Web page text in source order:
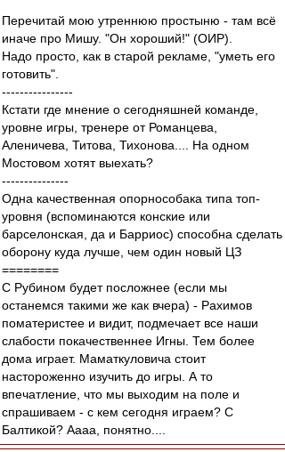
Перечитай мою утреннюю простыню - там всё
иначе про Мишу. "Он хороший!" (ОИР).
Надо просто, как в старой рекламе, "уметь его
готовить".
----------------
Кстати где мнение о сегодняшней команде,
уровне игры, тренере от Романцева,
Аленичева, Титова, Тихонова.... На одном
Мостовом хотят выехать?
---------------
Одна качественная опорнособака типа топ-
уровня (вспоминаются конские или
барселонская, да и Барриос) способна сделать
оборону куда лучше, чем один новый ЦЗ
========
С Рубином будет посложнее (если мы
останемся такими же как вчера) - Рахимов
поматеристее и видит, подмечает все наши
слабости покачественнее Игны. Тем более
дома играет. Маматкуловича стоит
настороженно изучить до игры. А то
впечатление, что мы выходим на поле и
спрашиваем - с кем сегодня играем? С
Балтикой? Аааа, понятно....